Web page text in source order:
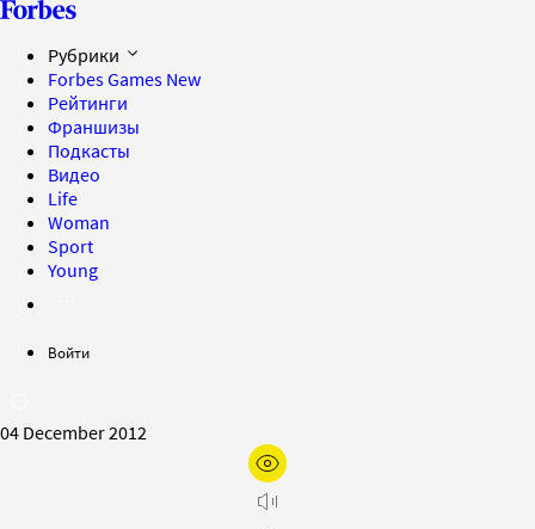
Рубрики
Forbes Games New
Рейтинги
Франшизы
Подкасты
Видео
Life
Woman
Sport
Young
Войти
04 December 2012